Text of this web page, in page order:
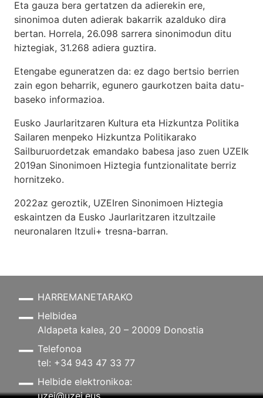
Eta gauza bera gertatzen da adierekin ere,
sinonimoa duten adierak bakarrik azalduko dira
bertan. Horrela, 26.098 sarrera sinonimodun ditu
hiztegiak, 31.268 adiera guztira.
Etengabe eguneratzen da: ez dago bertsio berrien
zain egon beharrik, egunero gaurkotzen baita datu-
baseko informazioa.
Eusko Jaurlaritzaren Kultura eta Hizkuntza Politika
Sailaren menpeko Hizkuntza Politikarako
Sailburuordetzak emandako babesa jaso zuen UZEIk
2019an Sinonimoen Hiztegia funtzionalitate berriz
hornitzeko.
2022az geroztik, UZEIren Sinonimoen Hiztegia
eskaintzen da Eusko Jaurlaritzaren itzultzaile
neuronalaren Itzuli+ tresna-barran.
HARREMANETARAKO
Helbidea
Aldapeta kalea, 20 – 20009 Donostia
Telefonoa
tel: +34 943 47 33 77
Helbide elektronikoa: